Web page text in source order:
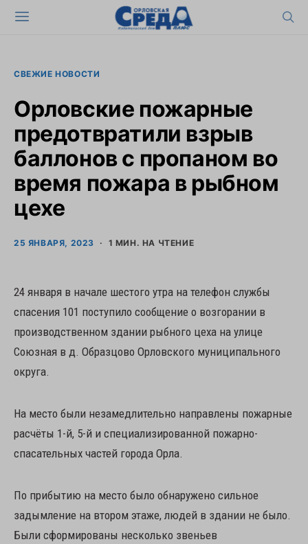
СВЕЖИЕ НОВОСТИ
Орловские пожарные
предотвратили взрыв
баллонов с пропаном во
время пожара в рыбном
цехе
25 ЯНВАРЯ, 2023 1 МИН. НА ЧТЕНИЕ
24 января в начале шестого утра на телефон службы
спасения 101 поступило сообщение о возгорании в
производственном здании рыбного цеха на улице
Союзная в д. Образцово Орловского муниципального
округа.
На место были незамедлительно направлены пожарные
расчёты 1-й, 5-й и специализированной пожарно-
спасательных частей города Орла.
По прибытию на место было обнаружено сильное
задымление на втором этаже, людей в здании не было.
Были сформированы несколько звеньев